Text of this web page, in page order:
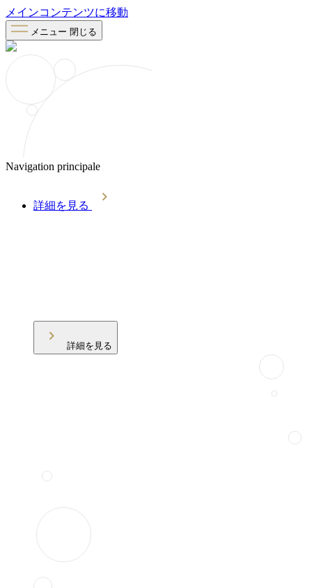
メインコンテンツに移動
メニュー 閉じる
Navigation principale
詳細を見る
詳細を見る